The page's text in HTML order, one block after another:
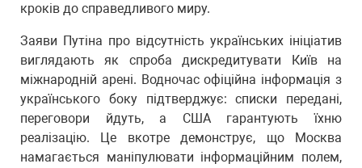
кроків до справедливого миру.
Заяви Путіна про відсутність українських ініціатив
виглядають як спроба дискредитувати Київ на
міжнародній арені. Водночас офіційна інформація з
українського боку підтверджує: списки передані,
переговори йдуть, а США гарантують їхню
реалізацію. Це вкотре демонструє, що Москва
намагається маніпулювати інформаційним полем,